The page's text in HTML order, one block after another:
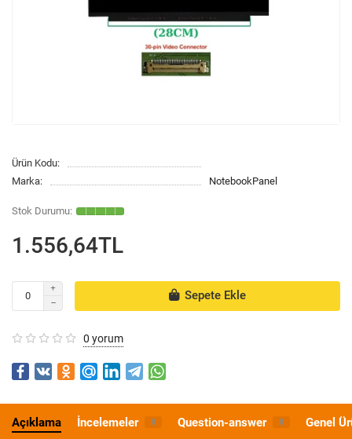
Ürün Kodu:
Marka:
NotebookPanel
1.556,64TL
Sepete Ekle
0 yorum
Açıklama İncelemeler 0 Question-answer 0 Genel